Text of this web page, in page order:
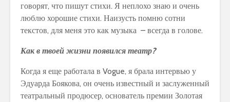
говорят, что пишут стихи. Я неплохо знаю и очень
люблю хорошие стихи. Наизусть помню сотни
текстов, для меня это как музыка – всегда в голове.
Как в твоей жизни появился театр?
Когда я еще работала в Vogue, я брала интервью у
Эдуарда Боякова, он очень известный и заслуженный
театральный продюсер, основатель премии Золотая